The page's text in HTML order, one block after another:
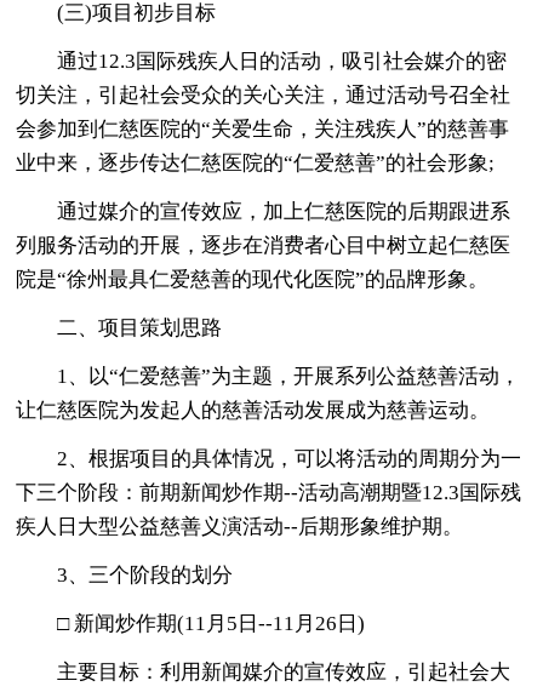
(三)项目初步目标
通过12.3国际残疾人日的活动，吸引社会媒介的密
切关注，引起社会受众的关心关注，通过活动号召全社
会参加到仁慈医院的“关爱生命，关注残疾人”的慈善事
业中来，逐步传达仁慈医院的“仁爱慈善”的社会形象;
通过媒介的宣传效应，加上仁慈医院的后期跟进系
列服务活动的开展，逐步在消费者心目中树立起仁慈医
院是“徐州最具仁爱慈善的现代化医院”的品牌形象。
二、项目策划思路
1、以“仁爱慈善”为主题，开展系列公益慈善活动，
让仁慈医院为发起人的慈善活动发展成为慈善运动。
2、根据项目的具体情况，可以将活动的周期分为一
下三个阶段：前期新闻炒作期--活动高潮期暨12.3国际残
疾人日大型公益慈善义演活动--后期形象维护期。
3、三个阶段的划分
□ 新闻炒作期(11月5日--11月26日)
主要目标：利用新闻媒介的宣传效应，引起社会大